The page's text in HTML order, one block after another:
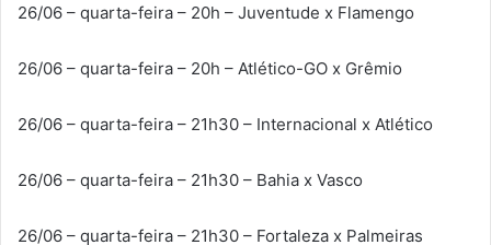
26/06 – quarta-feira – 20h – Juventude x Flamengo
26/06 – quarta-feira – 20h – Atlético-GO x Grêmio
26/06 – quarta-feira – 21h30 – Internacional x Atlético
26/06 – quarta-feira – 21h30 – Bahia x Vasco
26/06 – quarta-feira – 21h30 – Fortaleza x Palmeiras